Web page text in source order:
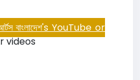
আর্টস বাংলাদেশ's YouTube or
videos